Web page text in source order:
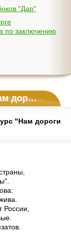
"Дар"
по заключению
нельзя"
"Нам дороги
России,